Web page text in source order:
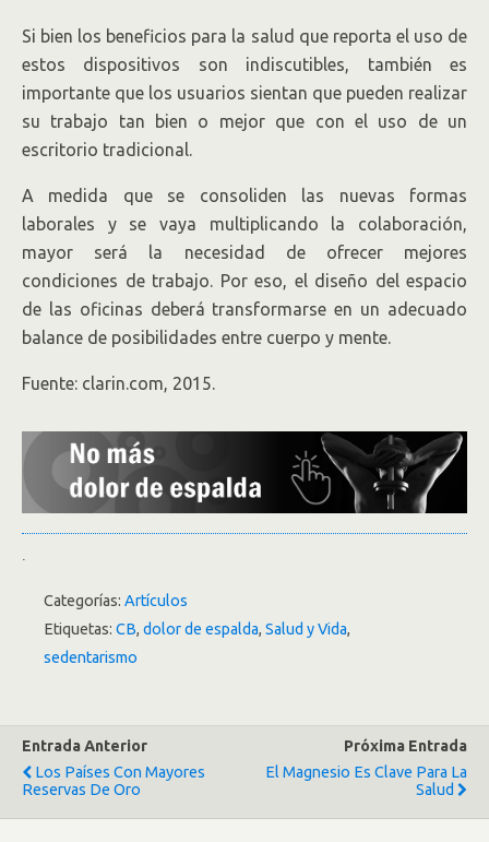
Si bien los beneficios para la salud que reporta el uso de
estos dispositivos son indiscutibles, también es
importante que los usuarios sientan que pueden realizar
su trabajo tan bien o mejor que con el uso de un
escritorio tradicional.
A medida que se consoliden las nuevas formas
laborales y se vaya multiplicando la colaboración,
mayor será la necesidad de ofrecer mejores
condiciones de trabajo. Por eso, el diseño del espacio
de las oficinas deberá transformarse en un adecuado
balance de posibilidades entre cuerpo y mente.
Fuente: clarin.com, 2015.
.
Categorías: Artículos
Etiquetas: CB, dolor de espalda, Salud y Vida,
sedentarismo
Entrada Anterior
Los Países Con Mayores
Reservas De Oro
Próxima Entrada
El Magnesio Es Clave Para La
Salud